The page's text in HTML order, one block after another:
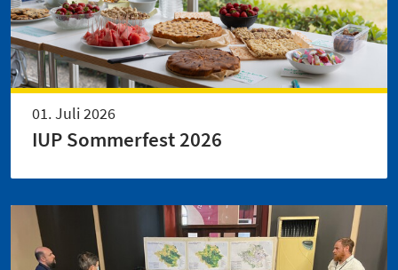
01. Juli 2026
IUP Sommerfest 2026